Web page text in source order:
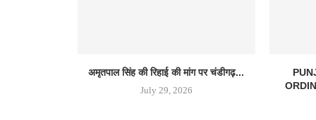
अमृतपाल सिंह की रिहाई की मांग पर चंडीगढ़...
July 29, 2026